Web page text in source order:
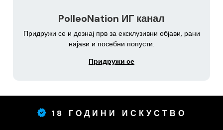
PolleoNation ИГ канал
Придружи се и дознај прв за ексклузивни објави, рани
најави и посебни попусти.
Придружи се
18 ГОДИНИ ИСКУСТВО